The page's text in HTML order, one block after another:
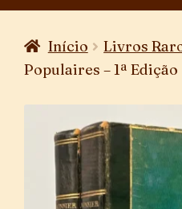
Início Livros
Populaires – 1ª Edição